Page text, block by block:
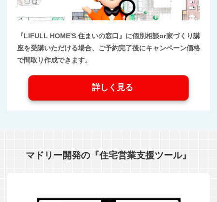
『LIFULL HOME'S 住まいの窓口』に個別相談or家づくり講
座を受講いただける場合、ご予約完了後にキャンペーン価格
で間取り作成できます。
詳しく見る
マドリー開発の『住宅営業支援ツール』